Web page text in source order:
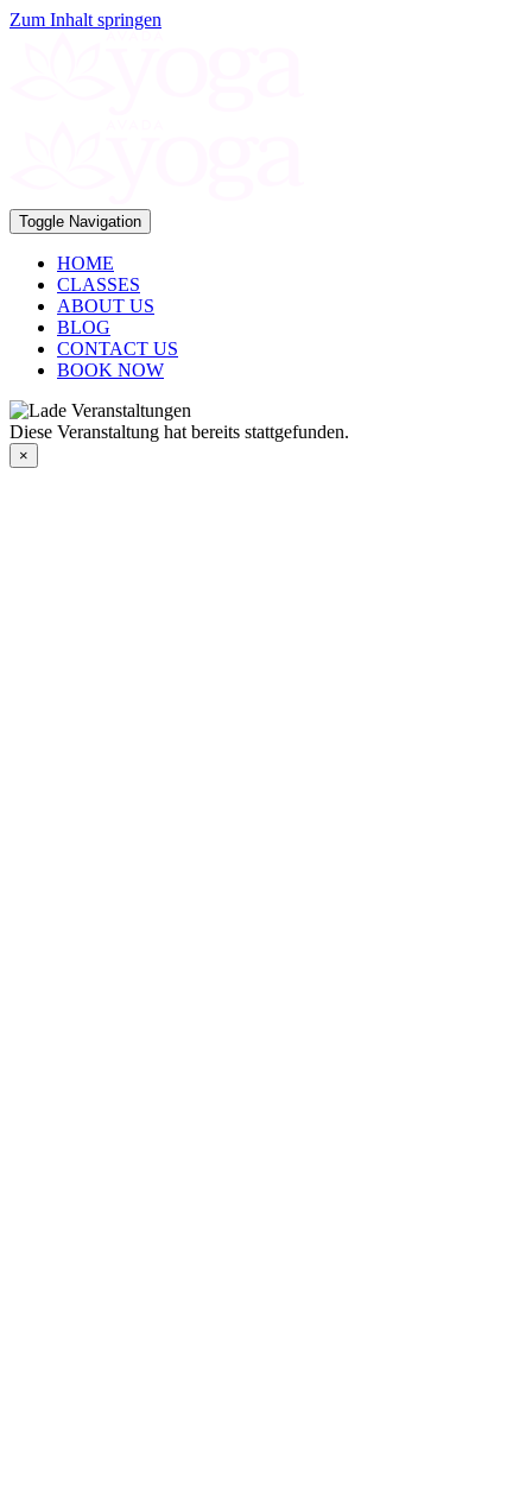
Zum Inhalt springen
Toggle Navigation
HOME
CLASSES
ABOUT US
BLOG
CONTACT US
BOOK NOW
Diese Veranstaltung hat bereits stattgefunden.
×